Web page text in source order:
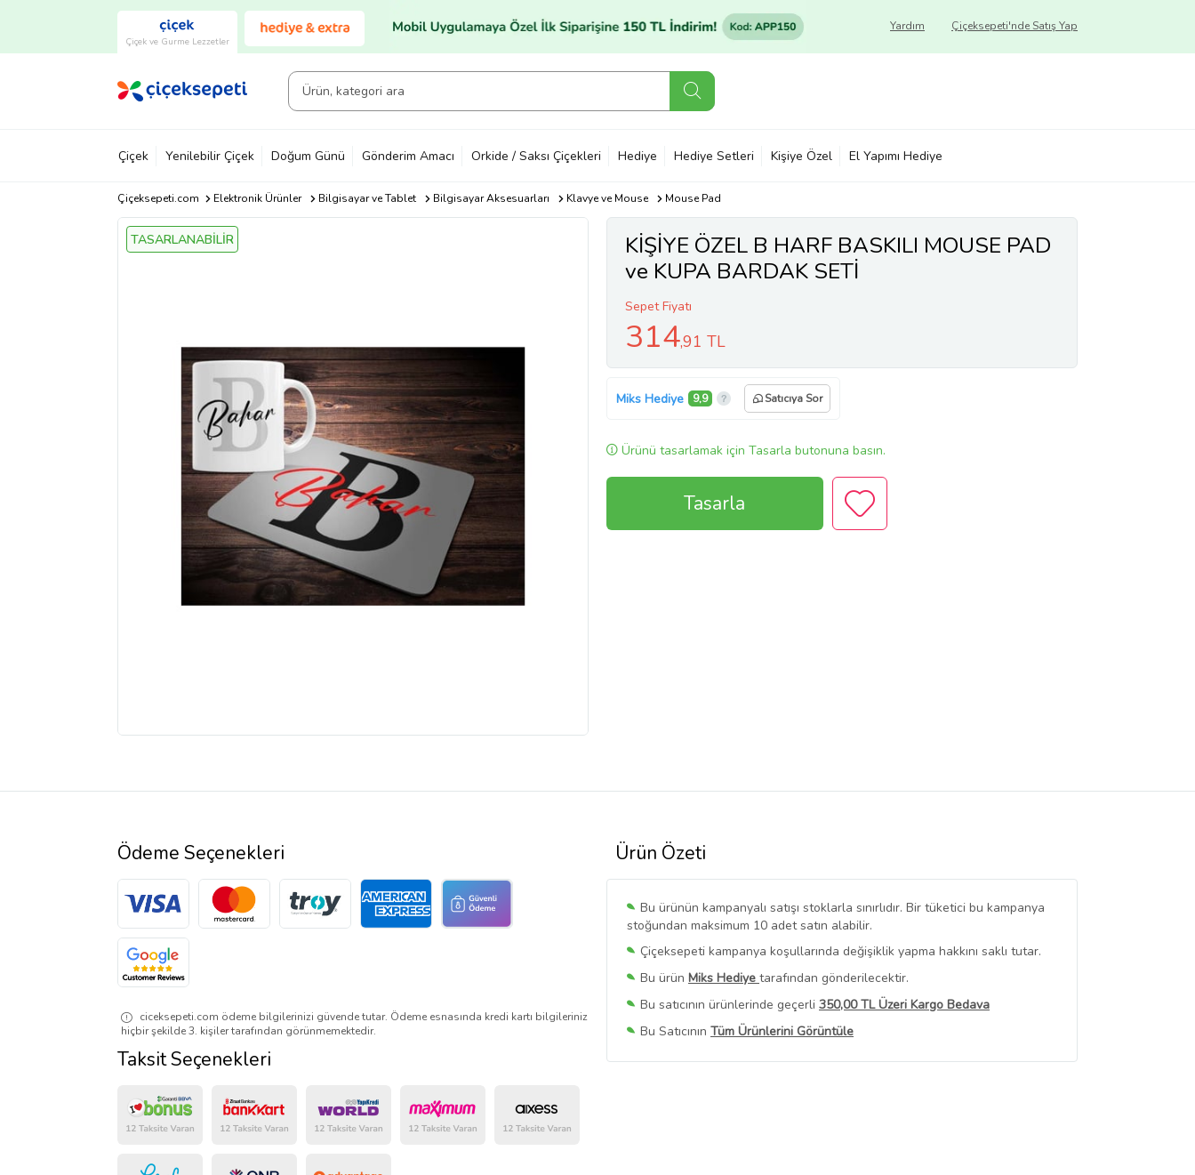
Çiçek ve Gurme Lezzetler
Çiçeksepeti'nde Satış Yap
Yardım
Çiçek Yenilebilir Çiçek Doğum Günü Gönderim Amacı Orkide / Saksı Çiçekleri Hediye Hediye Setleri Kişiye Özel El Yapımı Hediye
Çiçeksepeti.com Elektronik Ürünler Bilgisayar ve Tablet Bilgisayar Aksesuarları Klavye ve Mouse Mouse Pad
TASARLANABİLİR
KİŞİYE ÖZEL B HARF BASKILI MOUSE PAD
ve KUPA BARDAK SETİ
Sepet Fiyatı
314,91 TL
Miks Hediye 9,9 Satıcıya Sor
Ürünü tasarlamak için Tasarla butonuna basın.
Tasarla
Ürün Özeti
Bu ürünün kampanyalı satışı stoklarla sınırlıdır. Bir tüketici bu kampanya
stoğundan maksimum 10 adet satın alabilir.
Çiçeksepeti kampanya koşullarında değişiklik yapma hakkını saklı tutar.
Bu ürün Miks Hediye tarafından gönderilecektir.
Bu satıcının ürünlerinde geçerli 350,00 TL Üzeri Kargo Bedava
Bu Satıcının Tüm Ürünlerini Görüntüle
Ürün sayfasında gördüğünüz fiyat bilgileri, satıcı tarafından
Ödeme Seçenekleri
ciceksepeti.com ödeme bilgilerinizi güvende tutar. Ödeme esnasında kredi kartı bilgileriniz
hiçbir şekilde 3. kişiler tarafından görünmemektedir.
Taksit Seçenekleri